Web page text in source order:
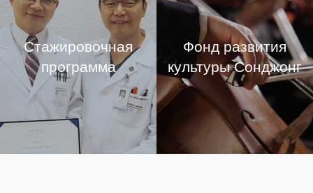
Стажировочная
программа
Фонд развития
культуры Сонджонг